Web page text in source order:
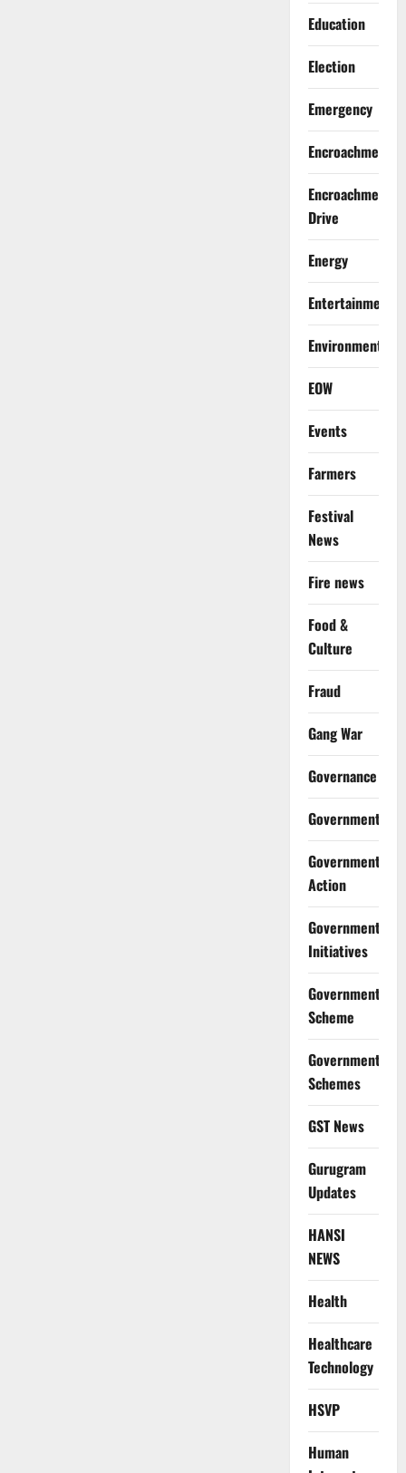
Education
Election
Emergency
Encroachment
Encroachment
Drive
Energy
Entertainment
Environment
EOW
Events
Farmers
Festival
News
Fire news
Food &
Culture
Fraud
Gang War
Governance
Government
Government
Action
Government
Initiatives
Government
Scheme
Government
Schemes
GST News
Gurugram
Updates
HANSI
NEWS
Health
Healthcare
Technology
HSVP
Human